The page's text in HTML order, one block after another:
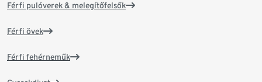
Férfi pulóverek & melegítőfelsők
Férfi övek
Férfi fehérneműk